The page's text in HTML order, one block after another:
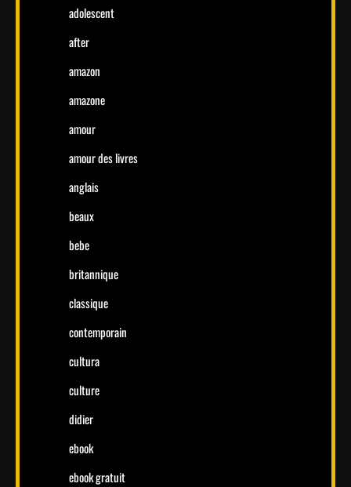
adolescent
after
amazon
amazone
amour
amour des livres
anglais
beaux
bebe
britannique
classique
contemporain
cultura
culture
didier
ebook
ebook gratuit